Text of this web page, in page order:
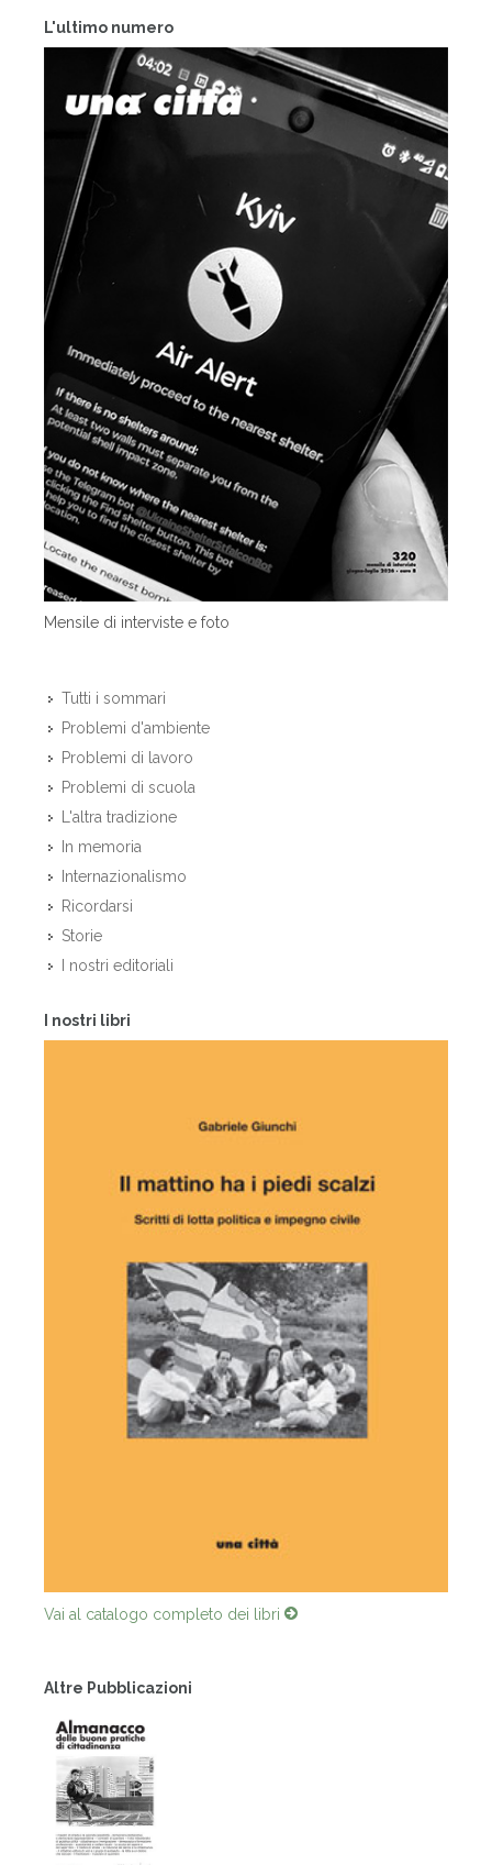
L'ultimo numero
Mensile di interviste e foto
Tutti i sommari
Problemi d'ambiente
Problemi di lavoro
Problemi di scuola
L'altra tradizione
In memoria
Internazionalismo
Ricordarsi
Storie
I nostri editoriali
I nostri libri